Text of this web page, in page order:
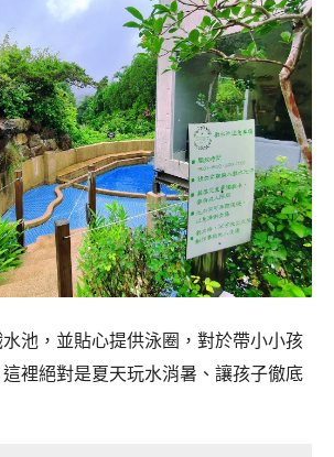
池，並貼心提供泳圈，對於帶小小孩
裡絕對是夏天玩水消暑、讓孩子徹底